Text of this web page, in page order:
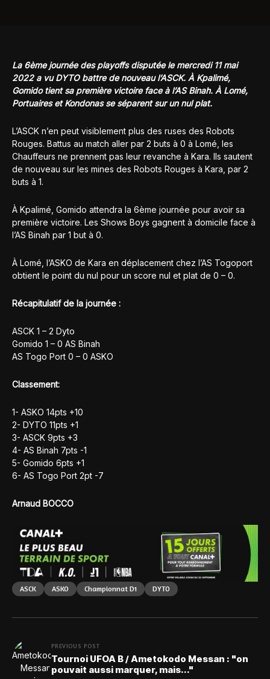
La 6ème journée des playoffs disputée le mercredi 11 mai
2022 a vu DYTO battre de nouveau l’ASCK. À Kpalimé,
Gomido tient sa première victoire face à l’AS Binah. À Lomé,
Portuaires et Kondonas se séparent sur un nul plat.
L’ASCK n’en peut visiblement plus des ruses des Robots
Rouges. Battus au match aller par 2 buts à 0 à Lomé, les
Chauffeurs ne prennent pas leur revanche à Kara. Ils sautent
de nouveau sur les mines des Robots Rouges à Kara, par 2
buts à 1.
À Kpalimé, Gomido attendra la 6ème journée pour avoir sa
première victoire. Les Shows Boys gagnent à domicile face à
l’AS Binah par 1 but à 0.
À Lomé, l’ASKO de Kara en déplacement chez l’AS Togoport
obtient le point du nul pour un score nul et plat de 0 – 0.
Récapitulatif de la journée :
ASCK 1 – 2 Dyto
Gomido 1 – 0 AS Binah
AS Togo Port 0 – 0 ASKO
Classement:
1- ASKO 14pts +10
2- DYTO 11pts +1
3- ASCK 9pts +3
4- AS Binah 7pts -1
5- Gomido 6pts +1
6- AS Togo Port 2pt -7
Arnaud BOCCO
ASCK ASKO Championnat D1 DYTO
PREVIOUS POST
Tournoi UFOA B / Ametokodo Messan : "on
pouvait aussi marquer, mais..."